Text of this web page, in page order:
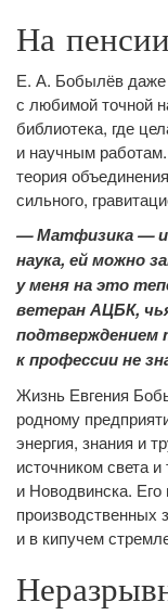
На
Е. А. Бобылёв даже
с любимой точной
библиотека, где
и научным
теория
сильного,
— Матфизика —
наука, ей можно
у меня на это
ветеран АЦБК,
подтверждением
к профессии не
Жизнь Евгения
родному
энергия, знания и
источником света
и Новодвинска.
производственных
и в кипучем